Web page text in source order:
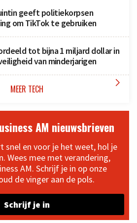
geeft politiekorpsen
om TikTok te gebruiken
tot bijna 1 miljard dollar in
van minderjarigen
MEER TECH 
AM nieuwsbrieven
snel en voor je het weet, hol je
Wees mee met verandering,
AM. Schrijf je in op onze
de vinger aan de pols.
Schrijf je in